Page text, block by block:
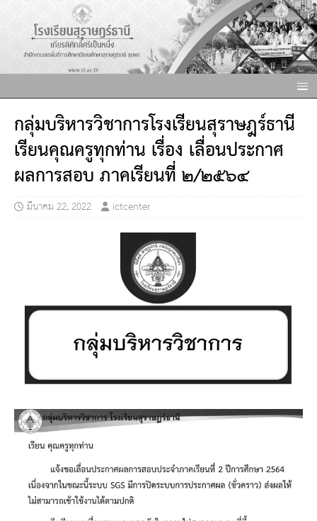
กลุ่มบริหารวิชาการโรงเรียนสุราษฎร์ธานี
เรียนคุณครูทุกท่าน เรื่อง เลื่อนประกาศ
ผลการสอบ ภาคเรียนที่ ๒/๒๕๖๔
มีนาคม 22, 2022 ictcenter